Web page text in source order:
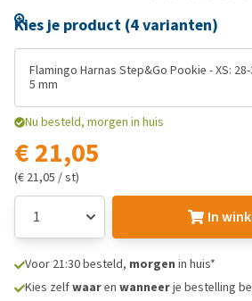
Kies je product (4 varianten)
Flamingo Harnas Step&Go Pookie - XS:
5 mm
Nu besteld, morgen in huis
€ 21,05
(€ 21,05 / st)
In
Voor 21:30 besteld, morgen in huis*
Kies zelfwaaren wanneerje bestelling